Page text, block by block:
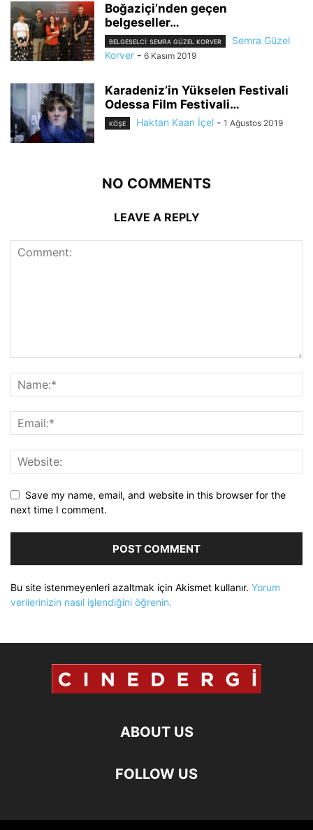
Boğaziçi’nden geçen
belgeseller…
BELGESELCI: SEMRA GÜZEL KORVER
Semra Güzel
Korver - 6 Kasım 2019
Karadeniz’in Yükselen Festivali
Odessa Film Festivali…
KÖŞE Haktan Kaan İçel - 1 Ağustos 2019
NO COMMENTS
LEAVE A REPLY
Save my name, email, and website in this browser for the
next time I comment.
Bu site istenmeyenleri azaltmak için Akismet kullanır. Yorum
verilerinizin nasıl işlendiğini öğrenin.
ABOUT US
FOLLOW US